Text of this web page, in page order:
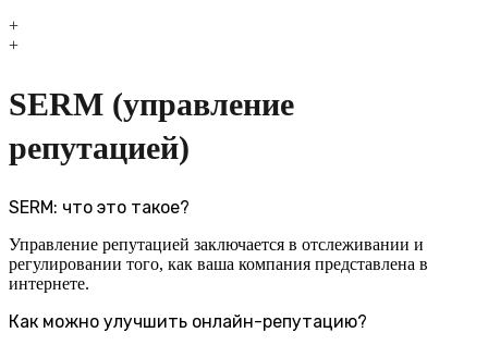
+
+
SERM (управление
репутацией)
SERM: что это такое?
Управление репутацией заключается в отслеживании и
регулировании того, как ваша компания представлена в
интернете.
Как можно улучшить онлайн-репутацию?